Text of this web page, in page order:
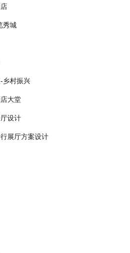
秀城
乡村振兴
大堂
设计
展厅方案设计